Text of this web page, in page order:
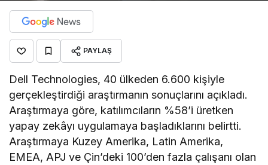
PAYLAŞ
Dell Technologies, 40 ülkeden 6.600 kişiyle
gerçekleştirdiği araştırmanın sonuçlarını açıkladı.
Araştırmaya göre, katılımcıların %58’i üretken
yapay zekâyı uygulamaya başladıklarını belirtti.
Araştırmaya Kuzey Amerika, Latin Amerika,
EMEA, APJ ve Çin’deki 100’den fazla çalışanı olan